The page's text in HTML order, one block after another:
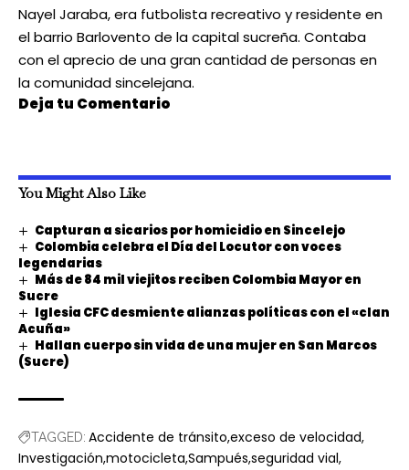
Nayel Jaraba, era futbolista recreativo y residente en
el barrio Barlovento de la capital sucreña. Contaba
con el aprecio de una gran cantidad de personas en
la comunidad sincelejana.
Deja tu Comentario
You Might Also Like
Capturan a sicarios por homicidio en Sincelejo
Colombia celebra el Día del Locutor con voces
legendarias
Más de 84 mil viejitos reciben Colombia Mayor en
Sucre
Iglesia CFC desmiente alianzas políticas con el «clan
Acuña»
Hallan cuerpo sin vida de una mujer en San Marcos
(Sucre)
TAGGED: Accidente de tránsito exceso de velocidad
Investigación motocicleta Sampués seguridad vial